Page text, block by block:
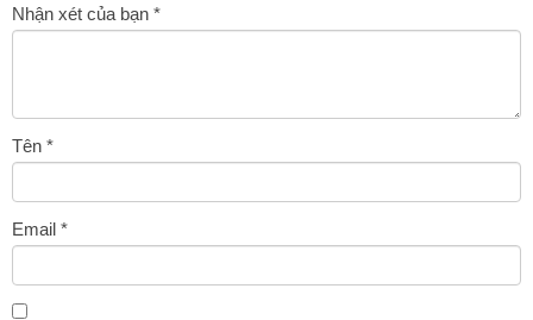
Nhận xét của bạn *
Tên *
Email *